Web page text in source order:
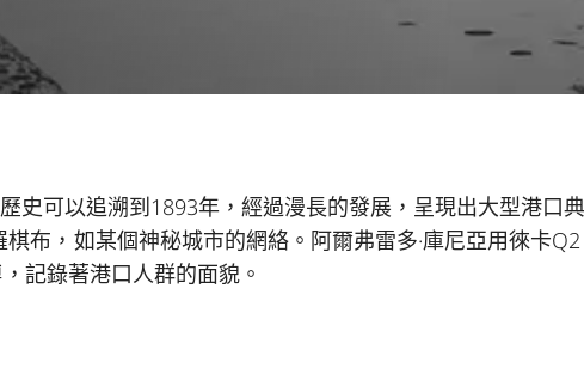
史可以追溯到1893年，經過漫長的發展，呈現出大型港口
布，如某個神秘城市的網絡。阿爾弗雷多·庫尼亞用徠卡Q2
記錄著港口人群的面貌。